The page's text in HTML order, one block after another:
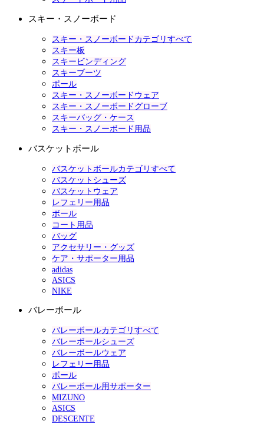
スキー・スノーボード
スキー・スノーボードカテゴリすべて
スキー板
スキービンディング
スキーブーツ
ポール
スキー・スノーボードウェア
スキー・スノーボードグローブ
スキーバッグ・ケース
スキー・スノーボード用品
バスケットボール
バスケットボールカテゴリすべて
バスケットシューズ
バスケットウェア
レフェリー用品
ボール
コート用品
バッグ
アクセサリー・グッズ
ケア・サポーター用品
adidas
ASICS
NIKE
バレーボール
バレーボールカテゴリすべて
バレーボールシューズ
バレーボールウェア
レフェリー用品
ボール
バレーボール用サポーター
MIZUNO
ASICS
DESCENTE